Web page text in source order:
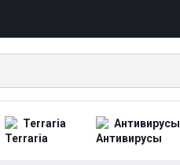
Terraria Антивирусы